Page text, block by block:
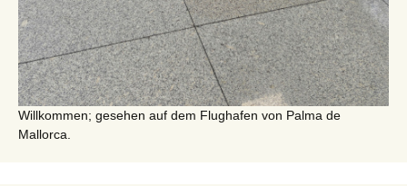
Willkommen; gesehen auf dem Flughafen von Palma de
Mallorca.